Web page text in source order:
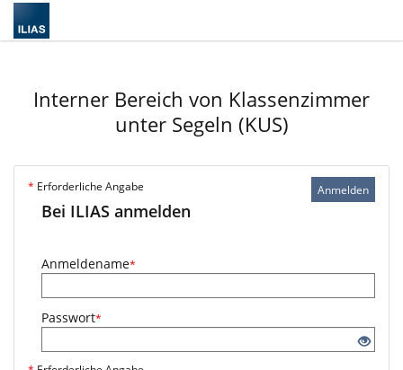
Interner Bereich von Klassenzimmer
unter Segeln (KUS)
Anmelden
* Erforderliche Angabe
Bei ILIAS anmelden
Anmeldename*
Passwort*